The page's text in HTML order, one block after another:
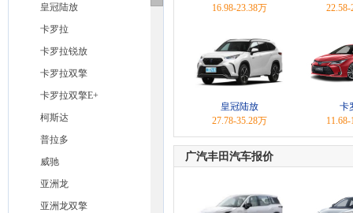
皇冠陆放
卡罗拉
卡罗拉锐放
卡罗拉双擎
卡罗拉双擎E+
柯斯达
普拉多
威驰
亚洲龙
亚洲龙双擎
16.98-23.38万
22.58-
皇冠陆放
27.78-35.28万
卡
广汽丰田汽车报价